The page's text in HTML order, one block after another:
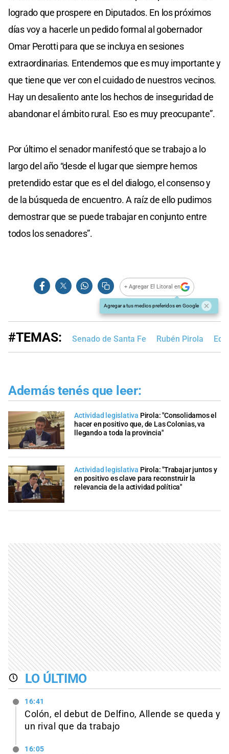
logrado que prospere en Diputados. En los próximos
días voy a hacerle un pedido formal al gobernador
Omar Perotti para que se incluya en sesiones
extraordinarias. Entendemos que es muy importante y
que tiene que ver con el cuidado de nuestros vecinos.
Hay un desaliento ante los hechos de inseguridad de
abandonar el ámbito rural. Eso es muy preocupante”.
Por último el senador manifestó que se trabajo a lo
largo del año “desde el lugar que siempre hemos
pretendido estar que es el del dialogo, el consenso y
de la búsqueda de encuentro. A raíz de ello pudimos
demostrar que se puede trabajar en conjunto entre
todos los senadores”.
+ Agregar El Litoral en
Agregar a tus medios preferidos en Google
#TEMAS: Senado de Santa Fe Rubén Pirola
Además tenés que leer:
Actividad legislativa Pirola: "Consolidamos el
hacer en positivo que, de Las Colonias, va
llegando a toda la provincia"
Actividad legislativa Pirola: "Trabajar juntos y
en positivo es clave para reconstruir la
relevancia de la actividad política"
LO ÚLTIMO
16:41
Colón, el debut de Delfino, Allende se queda y
un rival que da trabajo
16:05